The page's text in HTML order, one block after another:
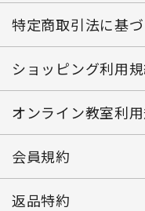
特定商取引法に基
ショッピング利用
オンライン教室利
会員規約
返品特約